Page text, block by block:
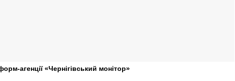
агенції «Чернігівський монітор»